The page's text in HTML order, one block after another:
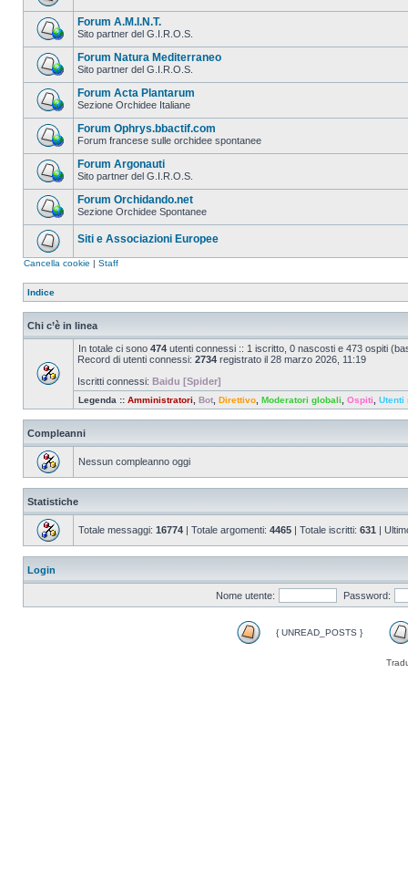
Forum A.M.I.N.T.
Sito partner del G.I.R.O.S.
Forum Natura Mediterraneo
Sito partner del G.I.R.O.S.
Forum Acta Plantarum
Sezione Orchidee Italiane
Forum Ophrys.bbactif.com
Forum francese sulle orchidee spontanee
Forum Argonauti
Sito partner del G.I.R.O.S.
Forum Orchidando.net
Sezione Orchidee Spontanee
Siti e Associazioni Europee
Cancella cookie | Staff
Indice
Chi c’è in linea
In totale ci sono 474 utenti connessi :: 1 iscritto, 0 nascosti e 473 ospiti
Record di utenti connessi: 2734 registrato il 28 marzo 2026, 11:19
Iscritti connessi: Baidu [Spider]
Legenda :: Amministratori Bot Direttivo Moderatori globali Ospiti Utenti
Compleanni
Nessun compleanno oggi
Statistiche
Totale messaggi: 16774 | Totale argomenti: 4465 | Totale iscritti: 631 |
Login
Nome utente: Password:
{ UNREAD_POSTS }